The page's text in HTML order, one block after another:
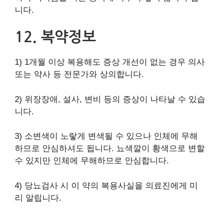
니다.
12. 복약정보
1) 1개월 이상 복용해도 증상 개선이 없는 경우 의사
또는 약사 등 전문가와 상의합니다.
2) 위장장애, 설사, 변비 등의 증상이 나타날 수 있습
니다.
3) 소변색이 노랗게 변색될 수 있으나 인체에 무해
하므로 안심하셔도 됩니다. 뇨색깔이 황색으로 변할
수 있지만 인체에 무해하므로 안심합니다.
4) 당뇨검사 시 이 약의 복용사실을 의료진에게 미
리 알립니다.